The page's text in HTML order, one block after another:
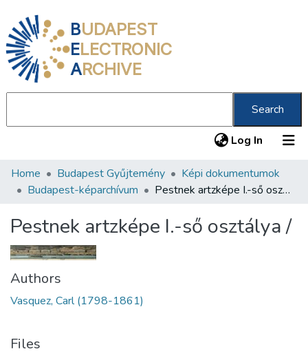
BUDAPEST
ELECTRONIC
ARCHIVE
Search
Log In (current)
Communities & Collections
Statistics
About us
Home Budapest Gyűjtemény
Képi dokumentumok
Budapest-képarchívum
Pestnek artzképe I.-ső osztálya /
Pestnek artzképe I.-ső osztálya /
Authors
Vasquez, Carl (1798-1861)
Files